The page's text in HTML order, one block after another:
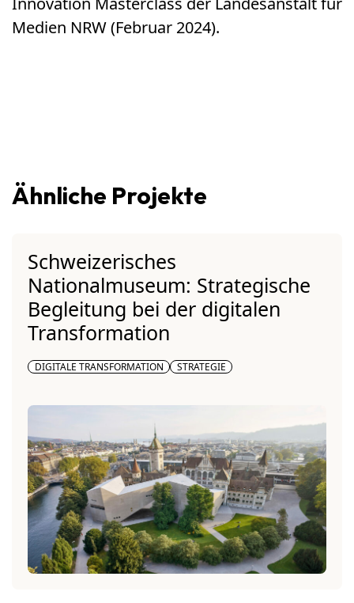
Medien NRW (Februar 2024).
Ähnliche Projekte
Schweizerisches
Nationalmuseum: Strategische
Begleitung bei der digitalen
Transformation
DIGITALE TRANSFORMATION STRATEGIE